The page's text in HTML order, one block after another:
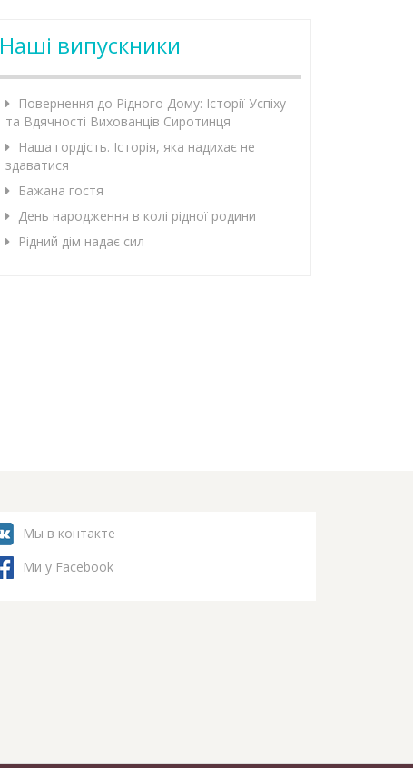
Наші випускники
Повернення до Рідного Дому: Історії Успіху
та Вдячності Вихованців Сиротинця
Наша гордість. Історія, яка надихає не
здаватися
Бажана гостя
День народження в колі рідної родини
Рідний дім надає сил
Мы в контакте
Ми у Facebook